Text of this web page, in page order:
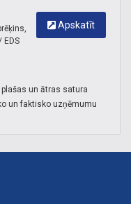
Apskatīt
EDS
un ātras satura
un faktisko uzņēmumu